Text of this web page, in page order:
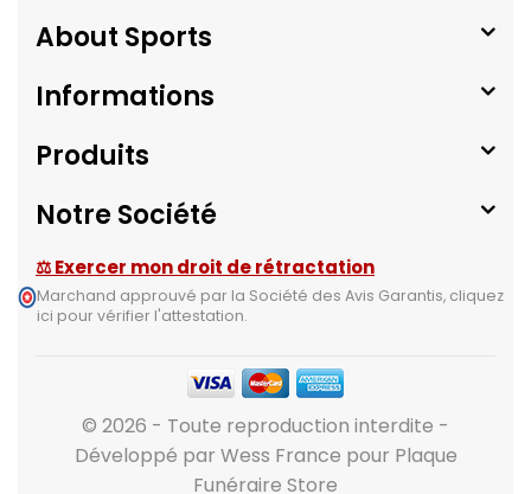
About Sports
Informations
Produits
Notre Société
⚖ Exercer mon droit de rétractation
Marchand approuvé par la Société des Avis Garantis, cliquez
ici pour vérifier l'attestation.
© 2026 - Toute reproduction interdite -
Développé par Wess France pour Plaque
Funéraire Store